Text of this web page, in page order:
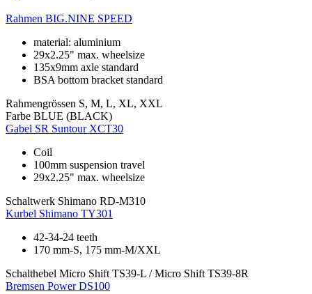
Rahmen BIG.NINE SPEED
material: aluminium
29x2.25" max. wheelsize
135x9mm axle standard
BSA bottom bracket standard
Rahmengrössen S, M, L, XL, XXL
Farbe BLUE (BLACK)
Gabel SR Suntour XCT30
Coil
100mm suspension travel
29x2.25" max. wheelsize
Schaltwerk Shimano RD-M310
Kurbel Shimano TY301
42-34-24 teeth
170 mm-S, 175 mm-M/XXL
Schalthebel Micro Shift TS39-L / Micro Shift TS39-8R
Bremsen Power DS100